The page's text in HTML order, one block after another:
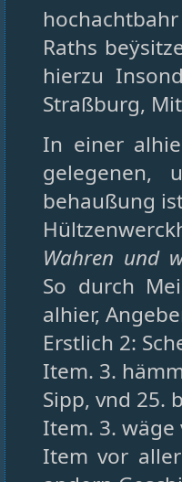
Raths
hierzu
Straßburg,
In einer
gelegenen,
behaußung
Wahren und
So durch
alhier,
Erstlich 2:
Item. 3.
Sipp, vnd 25.
Item. 3.
Item vor